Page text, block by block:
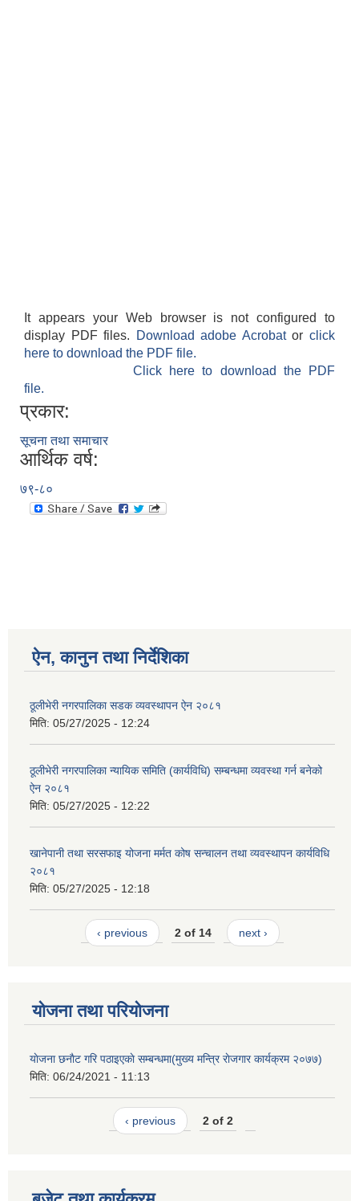
It appears your Web browser is not configured to
display PDF files.
Download adobe Acrobatorclick
here to download the PDF file.
Click here to download the PDF
file.
प्रकार:
सूचना तथा समाचार
आर्थिक वर्ष:
७९-८०
ऐन, कानुन तथा निर्देशिका
ठूलीभेरी नगरपालिका सडक व्यवस्थापन ऐन २०८१
मिति: 05/27/2025 - 12:24
ठूलीभेरी नगरपालिका न्यायिक समिति (कार्यविधि) सम्बन्धमा व्यवस्था गर्न बनेको
ऐन २०८१
मिति: 05/27/2025 - 12:22
खानेपानी तथा सरसफाइ योजना मर्मत कोष सन्चालन तथा व्यवस्थापन कार्यविधि
२०८१
मिति: 05/27/2025 - 12:18
‹ previous 2 of 14 next ›
योजना तथा परियोजना
याेजना छनाैट गरि पठाइएकाे सम्बन्धमा(मुख्य मन्त्रि राेजगार कार्यक्रम २०७७)
मिति: 06/24/2021 - 11:13
‹ previous 2 of 2